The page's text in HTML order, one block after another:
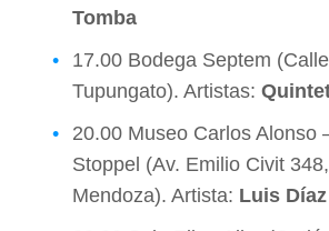
Tomba
17.00 Bodega Septem
Tupungato). Artistas:
20.00 Museo Carlos Alonso
Stoppel (Av. Emilio Civit
Mendoza). Artista: Luis